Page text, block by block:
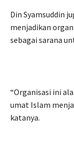
Din Syamsuddin
menjadikan
sebagai sarana
“Organisasi ini
umat Islam
katanya.